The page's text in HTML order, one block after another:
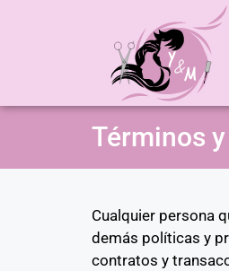
Términos
Cualquier persona
demás políticas y
contratos y